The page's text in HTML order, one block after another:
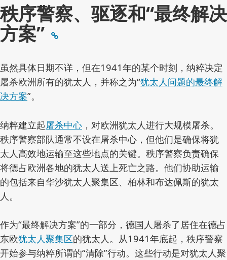
秩序警察、驱逐和“最终解决
方案”
虽然具体日期不详，但在1941年的某个时刻，纳粹决定
屠杀欧洲所有的犹太人，并称之为“犹太人问题的最终解
决方案”。
纳粹建立起屠杀中心 ，对欧洲犹太人进行大规模屠杀。
秩序警察部队通常不设在屠杀中心，但他们是确保将犹
太人高效地运输至这些地点的关键。秩序警察负责确保
将德占欧洲各地的犹太人送上死亡之路。他们协助运输
的包括来自华沙犹太人聚集区、柏林和布达佩斯的犹太
人。
作为“最终解决方案”的一部分，德国人屠杀了居住在德占
东欧犹太人聚集区的犹太人。从1941年底起，秩序警察
开始参与纳粹所谓的“清除”行动。这些行动是对犹太人聚